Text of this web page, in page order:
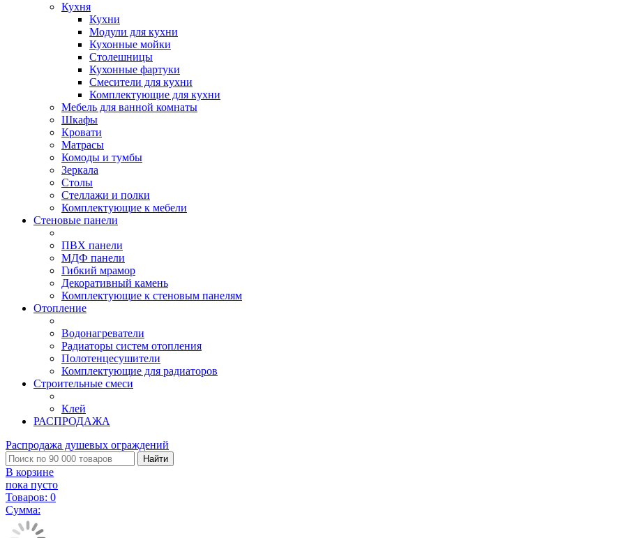
Кухня
Кухни
Модули для кухни
Кухонные мойки
Столешницы
Кухонные фартуки
Смесители для кухни
Комплектующие для кухни
Мебель для ванной комнаты
Шкафы
Кровати
Матрасы
Комоды и тумбы
Зеркала
Столы
Стеллажи и полки
Комплектующие к мебели
Стеновые панели
ПВХ панели
МДФ панели
Гибкий мрамор
Декоративный камень
Комплектующие к стеновым панелям
Отопление
Водонагреватели
Радиаторы систем отопления
Полотенцесушители
Комплектующие для радиаторов
Строительные смеси
Клей
РАСПРОДАЖА
Распродажа душевых ограждений
Найти
В корзине
пока пусто
Товаров: 0
Сумма: